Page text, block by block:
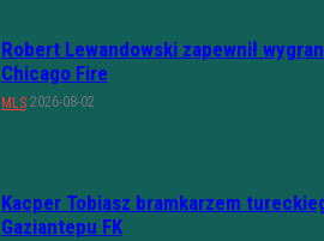
Robert Lewandowski zapewnił
Chicago Fire
MLS 2026-08-02
Kacper Tobiasz bramkarzem
Gaziantepu FK